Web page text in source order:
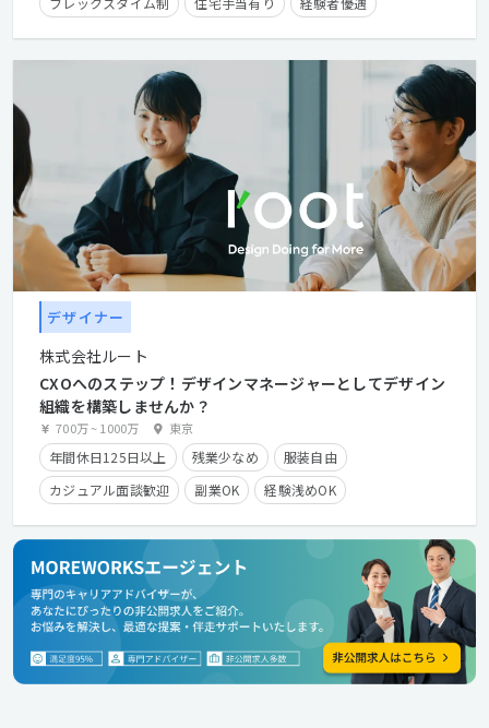
デザイナー
株式会社ルート
CXOへのステップ！デザインマネージャーとしてデザイン
組織を構築しませんか？
700万~1000万 東京
年間休日125日以上 残業少なめ
服装自由
カジュアル面談歓迎
副業OK
経験浅めOK
クライアントとの直接取引多数
長期休暇有り
フレックスタイム制
経験者優遇